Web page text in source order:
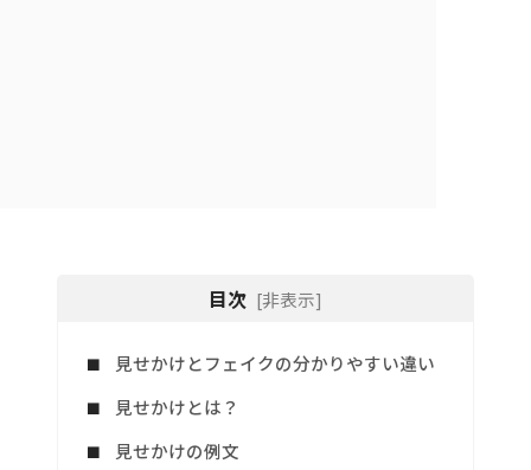
目次 [非表示]
見せかけとフェイクの分かりやすい違い
見せかけとは？
見せかけの例文